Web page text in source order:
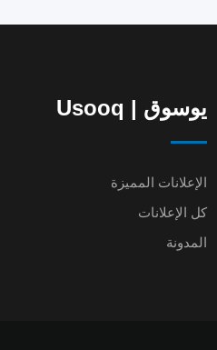
يوسوق | Usooq
الإعلانات المميزة
كل الإعلانات
المدونة